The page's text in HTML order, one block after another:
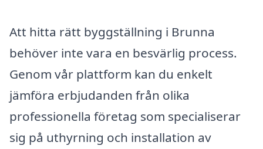
Att hitta rätt byggställning i Brunna
behöver inte vara en besvärlig process.
Genom vår plattform kan du enkelt
jämföra erbjudanden från olika
professionella företag som specialiserar
sig på uthyrning och installation av